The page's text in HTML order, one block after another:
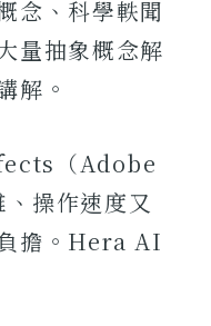
念、科學軼聞
量抽象概念解
解。
（Adobe
操作速度又
擔。Hera AI